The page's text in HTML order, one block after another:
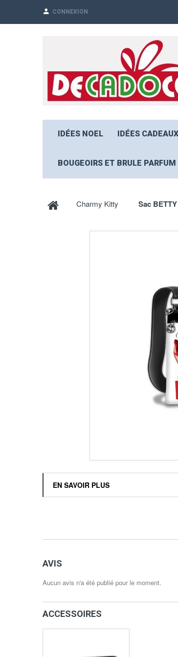
CONNEXION
IDÉES NOEL IDÉES CADEAUX
BOUGEOIRS ET BRULE PARFUM
Charmy Kitty Sac
EN SAVOIR PLUS
AVIS
Aucun avis n'a été publié pour le moment.
ACCESSOIRES